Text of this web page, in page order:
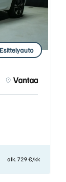
Esittelyauto
Vantaa
alk. 729 €/kk